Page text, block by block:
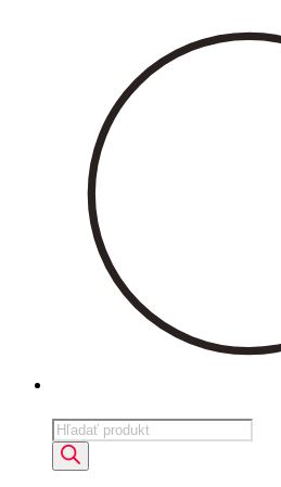
Products
search